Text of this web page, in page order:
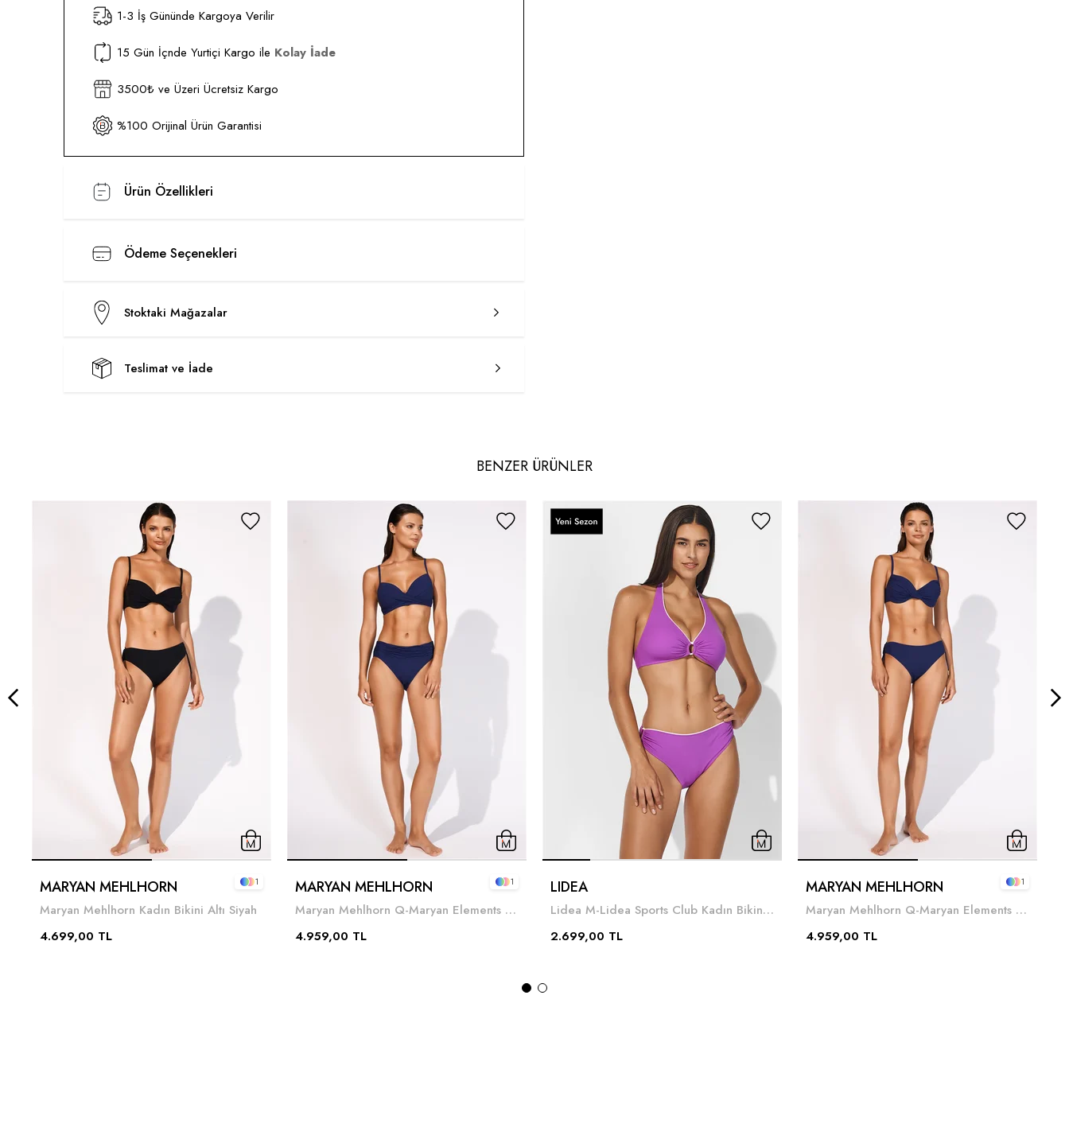
1-3 İş Gününde Kargoya Verilir
15 Gün İçnde Yurtiçi Kargo ile Kolay İade
3500₺ ve Üzeri Ücretsiz Kargo
%100 Orijinal Ürün Garantisi
Ürün Özellikleri
Ödeme Seçenekleri
Stoktaki Mağazalar
Teslimat ve İade
BENZER ÜRÜNLER
MARYAN MEHLHORN
Maryan Mehlhorn Kadın Bikini Altı Siyah
4.699,00 TL
1 MARYAN MEHLHORN
Maryan Mehlhorn Q-Maryan Elements Kadın Bikini Altı Mavi
4.959,00 TL
1 LIDEA
Lidea M-Lidea Sports Club Kadın Bikini Altı Siyah
2.699,00 TL
MARYAN MEHLHORN
Maryan Mehlhorn Q-Maryan Elements Kadın Bikini Altı Mavi
4.959,00 TL
1